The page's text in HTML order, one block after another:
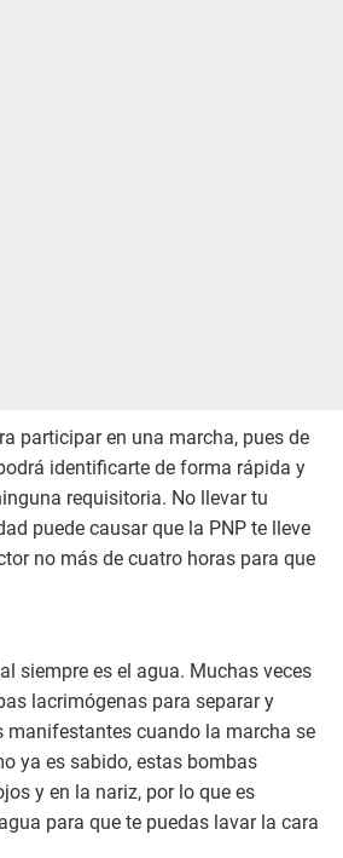
participar en una marcha, pues de
identificarte de forma rápida y
requisitoria. No llevar tu
puede causar que la PNP te lleve
no más de cuatro horas para que
siempre es el agua. Muchas veces
lacrimógenas para separar y
manifestantes cuando la marcha se
ya es sabido, estas bombas
y en la nariz, por lo que es
para que te puedas lavar la cara